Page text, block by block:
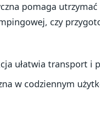
pomaga
czy
ułatwia transport i
w codziennym